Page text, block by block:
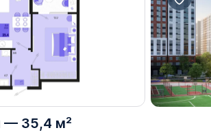
— 35,4 м²